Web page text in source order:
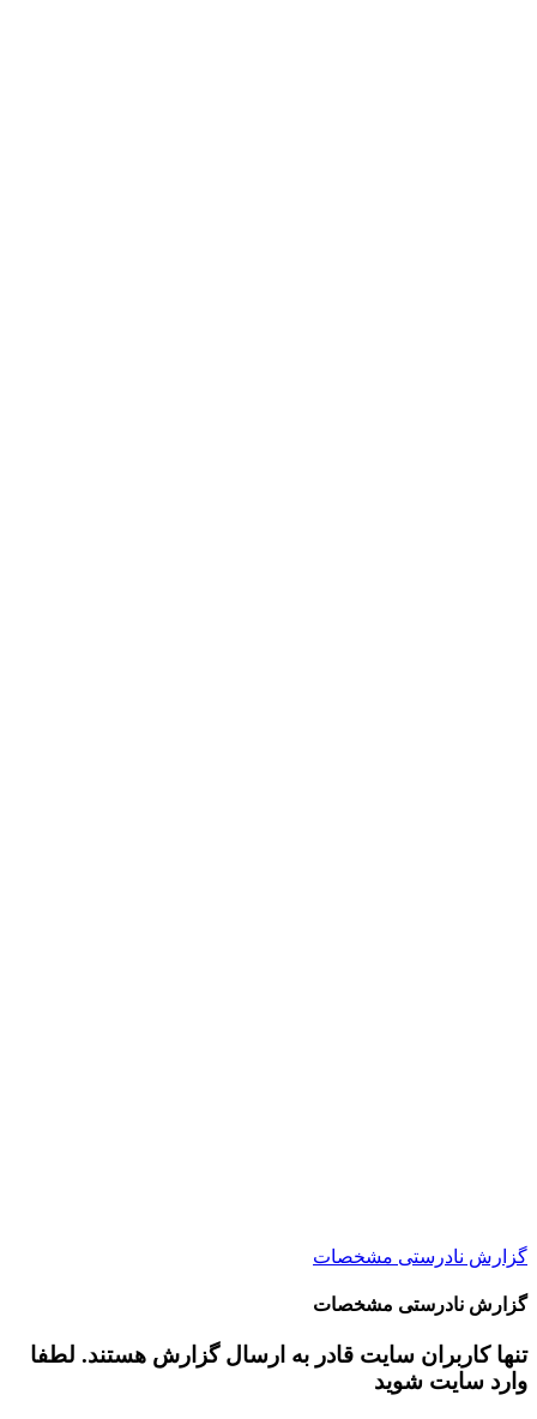
گزارش نادرستی مشخصات
گزارش نادرستی مشخصات
تنها کاربران سایت قادر به ارسال گزارش هستند. لطفا
وارد سایت شوید